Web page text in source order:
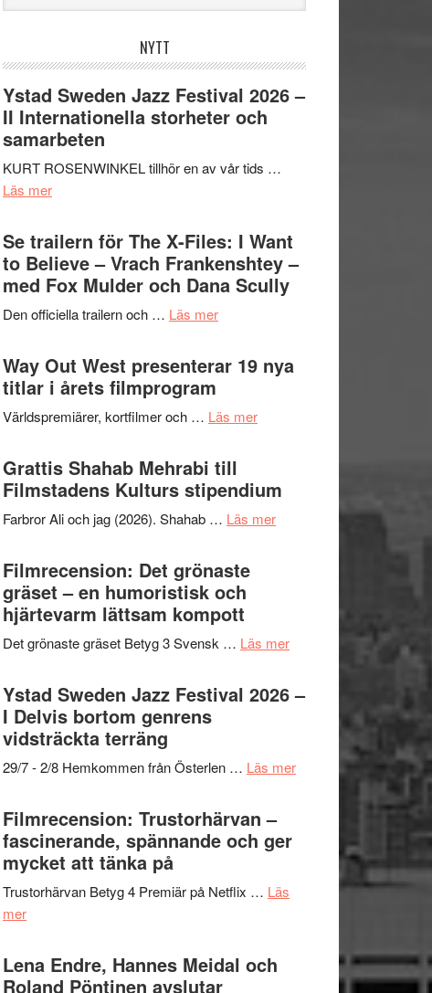
webbplatsen
NYTT
Ystad Sweden Jazz Festival 2026 –
II Internationella storheter och
samarbeten
KURT ROSENWINKEL tillhör en av vår tids …
Läs merom
Sweden
Jazz
Festival
2026
–
Internationella
storheter
och
samarbeten
Se trailern för The X-Files: I Want
to Believe – Vrach Frankenshtey –
med Fox Mulder och Dana Scully
Den officiella trailern och … Läs merom
trailern
för
X-
I
Want
to
Believe
Vrach
Frankenshtey
–
med
Mulder
och
Way Out West presenterar 19 nya
titlar i årets filmprogram
Världspremiärer, kortfilmer och … Läs merom
presenterar
19
Grattis Shahab Mehrabi till
Filmstadens Kulturs stipendium
Farbror Ali och jag (2026). Shahab … Läs merom
Kulturs
Filmrecension: Det grönaste
gräset – en humoristisk och
hjärtevarm lättsam kompott
Det grönaste gräset Betyg 3 Svensk … Läs merom
en
hjärtevarm
Ystad Sweden Jazz Festival 2026 –
I Delvis bortom genrens
vidsträckta terräng
29/7 - 2/8 Hemkommen från Österlen … Läs merom
Festival
genrens
Filmrecension: Trustorhärvan –
fascinerande, spännande och ger
mycket att tänka på
Trustorhärvan Betyg 4 Premiär på Netflix … Läs
merom
Trustorhärvan
–
Lena Endre, Hannes Meidal och
Roland Pöntinen avslutar